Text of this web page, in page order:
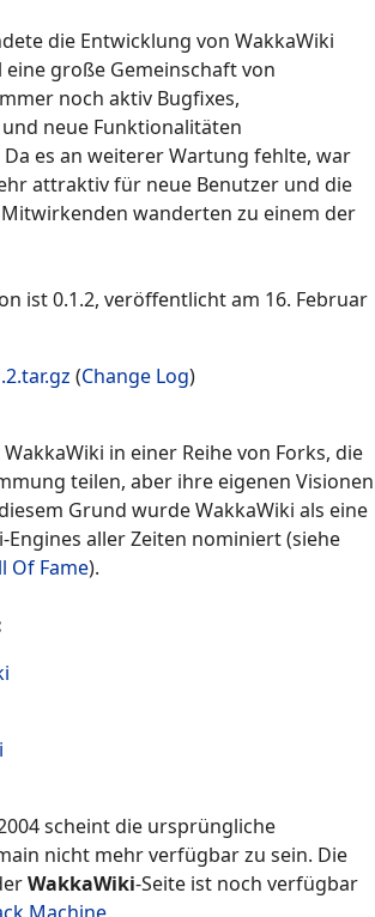
die Entwicklung von WakkaWiki
große Gemeinschaft von
noch aktiv Bugfixes,
neue Funktionalitäten
es an weiterer Wartung fehlte, war
attraktiv für neue Benutzer und die
wanderten zu einem der
ist 0.1.2, veröffentlicht am 16. Februar
(Change Log)
in einer Reihe von Forks, die
teilen, aber ihre eigenen Visionen
Grund wurde WakkaWiki als eine
Engines aller Zeiten nominiert (siehe
Of Fame).
scheint die ursprüngliche
nicht mehr verfügbar zu sein. Die
WakkaWiki-Seite ist noch verfügbar